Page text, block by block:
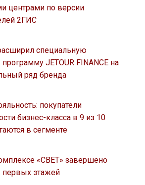
центрами по версии
2ГИС
специальную
JETOUR FINANCE на
ряд бренда
покупатели
бизнес-класса в 9 из 10
в сегменте
«СВЕТ» завершено
первых этажей